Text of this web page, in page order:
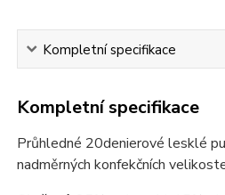
Kompletní specifikace
Kompletní specifikace
Průhledné 20denierové lesklé
nadměrných konfekčních